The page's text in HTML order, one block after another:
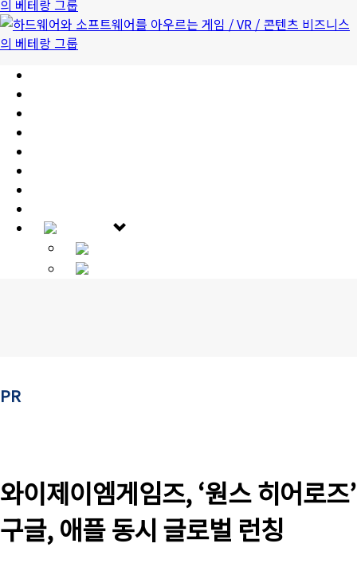
PR
와이제이엠게임즈, ‘원스 히어로즈’
구글, 애플 동시 글로벌 런칭